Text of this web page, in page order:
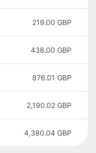
219.00 GBP
438.00 GBP
876.01 GBP
2,190.02 GBP
4,380.04 GBP